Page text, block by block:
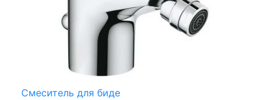
Смеситель для биде